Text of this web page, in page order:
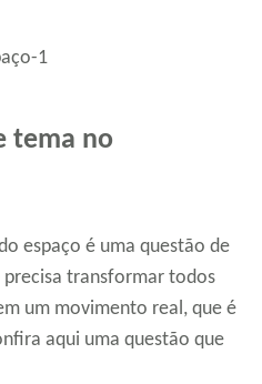
1
tema no
espaço é uma questão de
transformar todos
um movimento real, que é
aqui uma questão que